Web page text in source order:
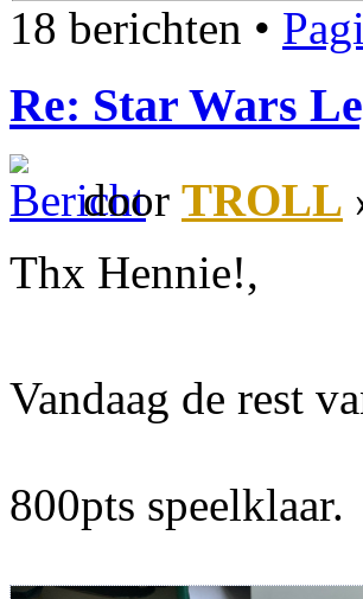
18 berichten •
Re: Star Wars
door TROLL
Thx Hennie!,
Vandaag de rest
800pts speelklaar.